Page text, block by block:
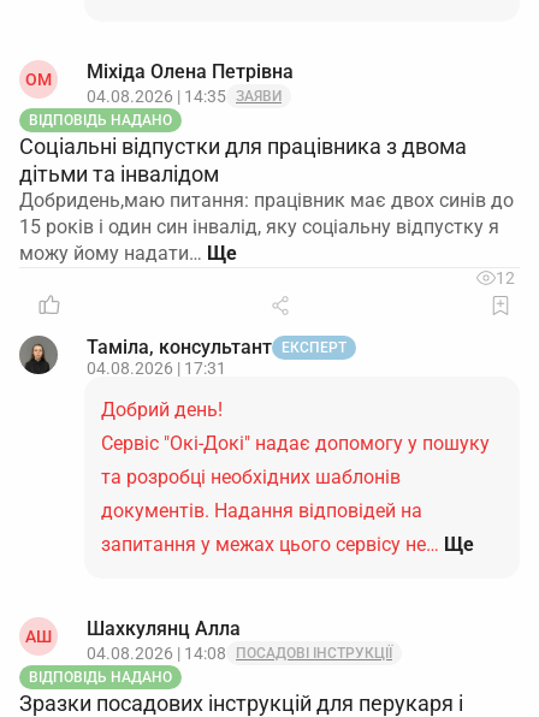
ОМ Міхіда Олена Петрівна
04.08.2026 | 14:35 ЗАЯВИ
ВІДПОВІДЬ НАДАНО
Соціальні відпустки для працівника з двома
дітьми та інвалідом
Добридень,маю питання: працівник має двох синів до
15 років і один син інвалід, яку соціальну відпустку я
можу йому надати…
12
Таміла, консультант ЕКСПЕРТ
04.08.2026 | 17:31
Добрий день!
Сервіс "Окі-Докі" надає допомогу у пошуку
та розробці необхідних шаблонів
документів. Надання відповідей на
запитання у межах цього сервісу не… Ще
AШ Шахкулянц Aлла
04.08.2026 | 14:08
ПОСАДОВІ ІНСТРУКЦІЇ
ВІДПОВІДЬ НАДАНО
Зразки посадових інструкцій для перукаря і